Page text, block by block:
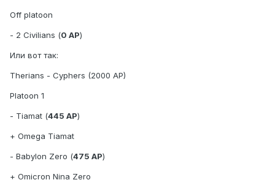
Off platoon
- 2 Civilians (0 AP)
Или вот так:
Therians - Cyphers (2000 AP)
Platoon 1
- Tiamat (445 AP)
+ Omega Tiamat
- Babylon Zero (475 AP)
+ Omicron Nina Zero